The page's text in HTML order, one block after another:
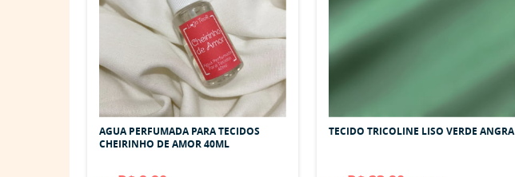
AGUA PERFUMADA PARA TECIDOS
CHEIRINHO DE AMOR 40ML
TECIDO TRICOLINE LISO VERDE ANGRA